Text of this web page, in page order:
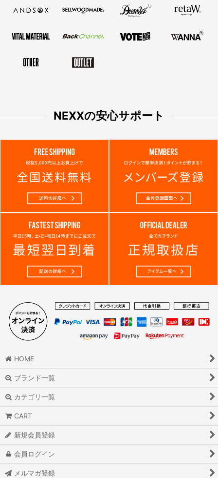
NEXXの安心サポート
HOME
ブランド一覧
カテゴリ一覧
CART
新規会員登録
会員ログイン
メルマガ登録